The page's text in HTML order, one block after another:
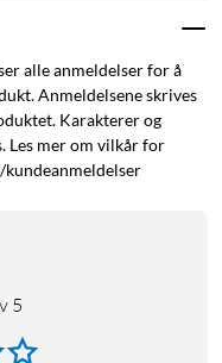
12 og nyere.
alle anmeldelser for å
Anmeldelsene skrives
Karakterer og
Les mer om vilkår for
5